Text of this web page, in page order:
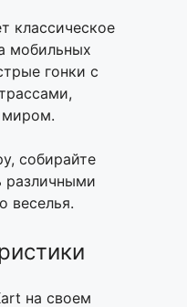
классическое
мобильных
гонки с
миром.
собирайте
различными
веселья.
на своем